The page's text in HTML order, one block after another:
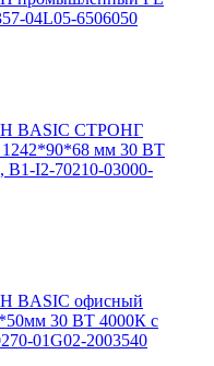
04L05-6506050
BASIC СТРОНГ
мм 30 ВТ
B1-I2-70210-03000-
BASIC офисный
30 ВТ 4000К с
01G02-2003540